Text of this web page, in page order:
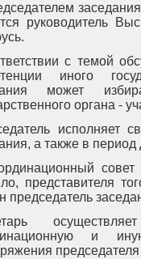
руководитель
с темой
иного
может
органа -
исполняет
а также в
совет
представителя
председатель
и